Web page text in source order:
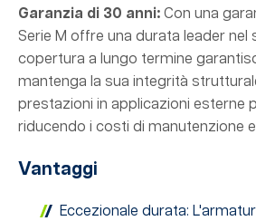
Garanzia di 30 anni: Con una
Serie M offre una durata leader nel
copertura a lungo termine
mantenga la sua integrità
prestazioni in applicazioni esterne
riducendo i costi di manutenzione
Vantaggi
Eccezionale durata: